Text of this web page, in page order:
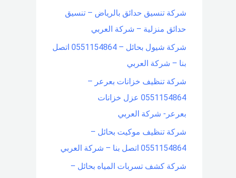
شركة تنسيق حدائق بالرياض – تنسيق
حدائق منزلية – شركة العربي
شركة شيول بحائل – 0551154864 اتصل
بنا – شركة العربي
شركة تنظيف خزانات بعرعر –
0551154864 عزل خزانات
بعرعر- شركة العربي
شركة تنظيف موكيت بحائل –
0551154864 اتصل بنا – شركة العربي
شركة كشف تسربات المياه بحائل –